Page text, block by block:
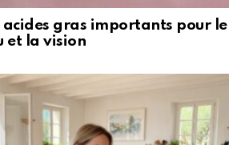
acides gras importants pour le
et la vision